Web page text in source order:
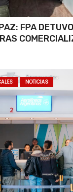
FPA
NOTICIAS